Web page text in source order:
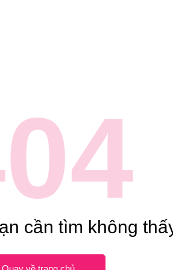
cần tìm không